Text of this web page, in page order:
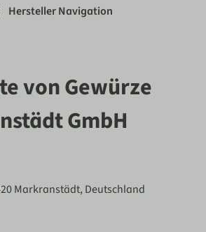
Hersteller Navigation
von Gewürze
GmbH
Markranstädt, Deutschland